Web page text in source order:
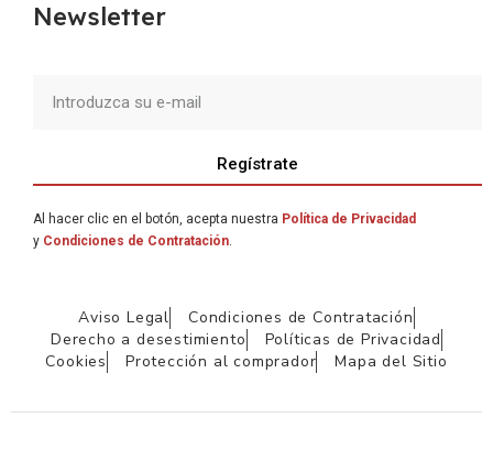
Newsletter
Regístrate
Al hacer clic en el botón, acepta nuestra Política de Privacidad
y Condiciones de Contratación.
Aviso Legal
Condiciones de Contratación
Derecho a desestimiento
Políticas de Privacidad
Cookies
Protección al comprador Mapa del Sitio